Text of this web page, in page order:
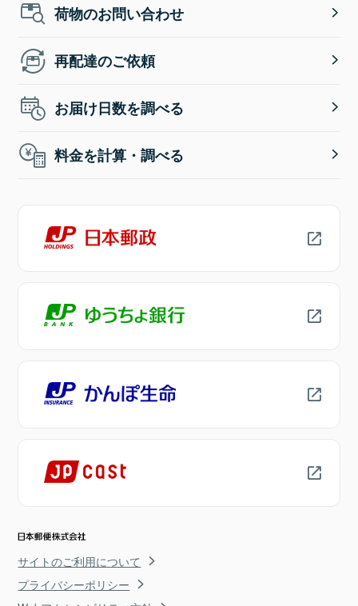
荷物のお問い合わせ
再配達のご依頼
お届け日数を調べる
料金を計算・調べる
サイトのご利用について
プライバシーポリシー